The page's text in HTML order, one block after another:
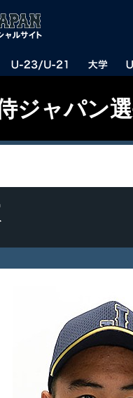
ジャパン